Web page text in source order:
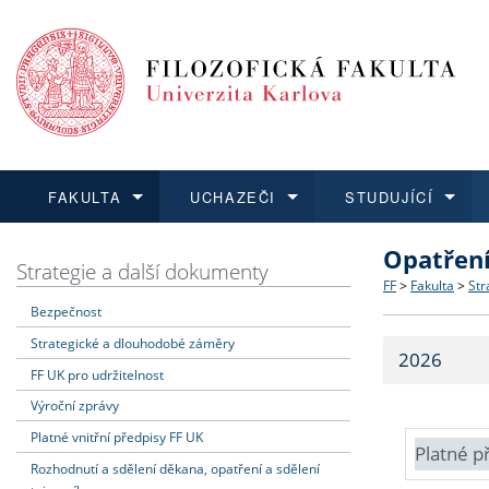
FAKULTA
Dozvědět se více
Struktura
Strategie
Fakultní
UCHAZEČI
Podat přihlášku
Co
Učitelské
STUDUJÍCÍ
Dozvědět se více
Dozvědět se více
O vědě a
Dozvědět se více
Aktuální
Strategie a další dokumenty
Bezpečnost
Strategické a dlouhodobé záměry
FF UK pro udržitelnost
Výroční zprávy
Platné vnitřní předpisy FF UK
Rozhodnutí a sdělení děkana, opatření a sdělení
FF > Fakulta >
2026
Platné